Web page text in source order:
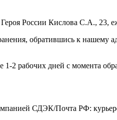
России Кислова С.А., 23,
обратившись к нашему
2 рабочих дней с момента
СДЭК/Почта РФ: